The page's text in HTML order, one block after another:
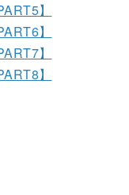
】
】
】
】